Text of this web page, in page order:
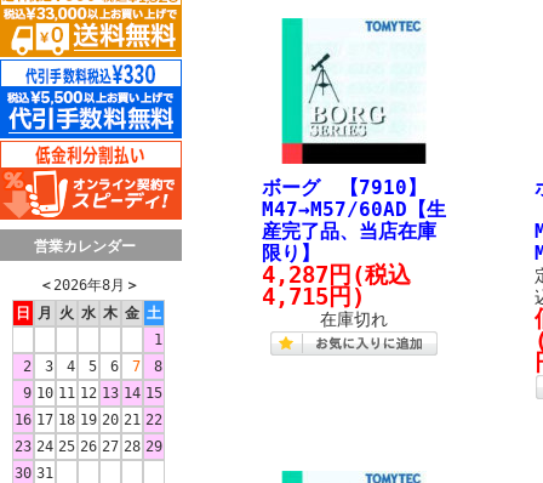
営業カレンダー
＜ 2026年8月 ＞
日
月 火 水 木 金 土
1
2
3 4 5 6 7
8
9 10 11 12 13 14 15
16 17 18 19 20 21 22
23 24 25 26 27 28 29
30 31
ボーグ 【7910】
M47→M57/60AD【生
産完了品、当店在庫
限り】
4,287円 (税込
4,715円)
在庫切れ